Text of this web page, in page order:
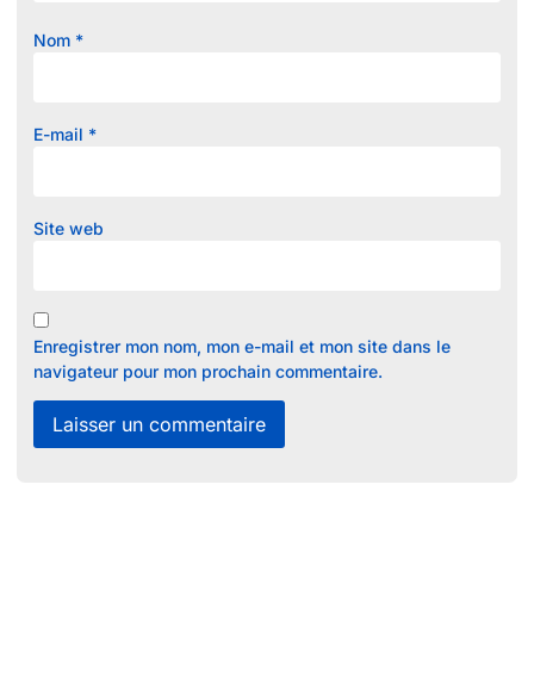
Nom *
E-mail *
Site web
Enregistrer mon nom, mon e-mail et mon site dans le
navigateur pour mon prochain commentaire.